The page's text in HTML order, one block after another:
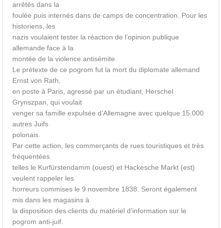
arrêtés dans la
foulée puis internés dans de camps de concentration. Pour les
historiens, les
nazis voulaient tester la réaction de l’opinion publique
allemande face à la
montée de la violence antisémite.
Le prétexte de ce pogrom fut la mort du diplomate allemand
Ernst von Rath,
en poste à Paris, agressé par un étudiant, Herschel
Grynszpan, qui voulait
venger sa famille expulsée d’Allemagne avec quelque 15.000
autres Juifs
polonais.
Par cette action, les commerçants de rues touristiques et très
fréquentées
telles le Kurfürstendamm (ouest) et Hackesche Markt (est)
veulent rappeler les
horreurs commises le 9 novembre 1838. Seront également
mis dans les magasins à
la disposition des clients du matériel d’information sur le
pogrom anti-juif.